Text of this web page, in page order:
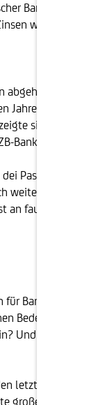
Banken
weiter gefallen.
Dabei
Jahren gestärkt,
sich
Bankenaufseherin
Paschi di Siena,
fünf
faulen Krediten
Banken reagiert.
Bedeutung
Und welche
letzten
Vorteile: